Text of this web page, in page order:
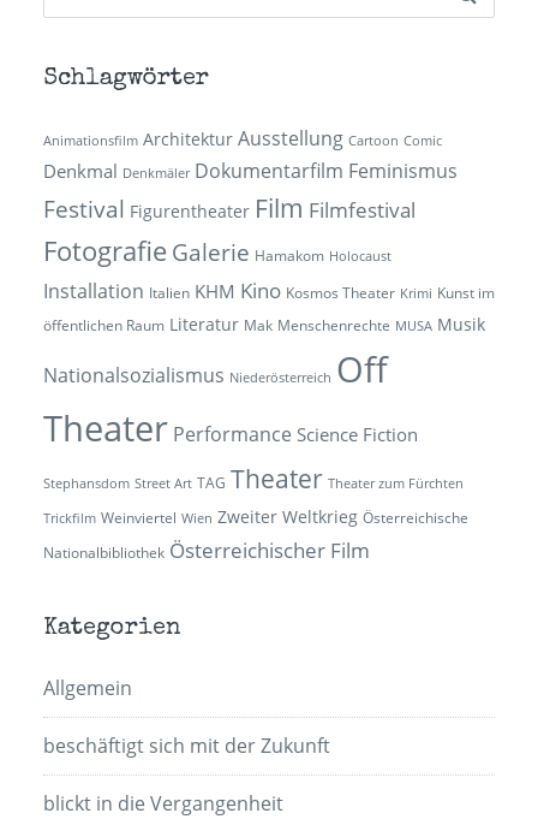
nach:
Schlagwörter
Animationsfilm Architektur Ausstellung Cartoon Comic
Denkmal Denkmäler Dokumentarfilm Feminismus
Festival Figurentheater Film Filmfestival
Fotografie Galerie Hamakom Holocaust
Installation Italien KHM Kino Kosmos Theater Krimi Kunst im
öffentlichen Raum Literatur Mak Menschenrechte MUSA Musik
Nationalsozialismus Niederösterreich Off
Theater Performance Science Fiction
Stephansdom Street Art TAG Theater Theater zum Fürchten
Trickfilm Weinviertel Wien Zweiter Weltkrieg Österreichische
Nationalbibliothek Österreichischer Film
Kategorien
Allgemein
beschäftigt sich mit der Zukunft
blickt in die Vergangenheit